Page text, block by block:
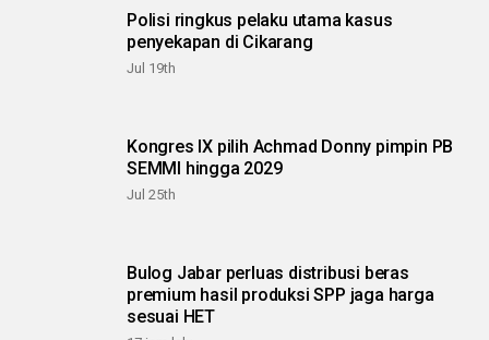
Polisi ringkus pelaku utama kasus
penyekapan di Cikarang
Jul 19th
Kongres IX pilih Achmad Donny pimpin PB
SEMMI hingga 2029
Jul 25th
Bulog Jabar perluas distribusi beras
premium hasil produksi SPP jaga harga
sesuai HET